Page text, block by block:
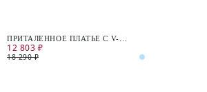
ПРИТАЛЕННОЕ ПЛАТЬЕ С V-
ОБРАЗНЫМ ВЫРЕЗОМ
12 803 ₽
18 290 ₽